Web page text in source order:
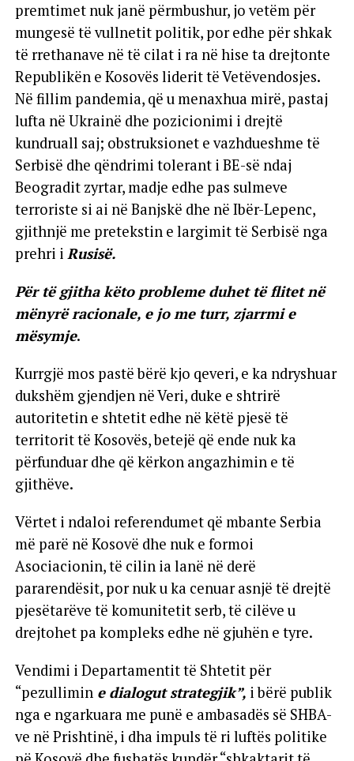
premtimet nuk janë përmbushur, jo vetëm për
mungesë të vullnetit politik, por edhe për shkak
të rrethanave në të cilat i ra në hise ta drejtonte
Republikën e Kosovës liderit të Vetëvendosjes.
Në fillim pandemia, që u menaxhua mirë, pastaj
lufta në Ukrainë dhe pozicionimi i drejtë
kundruall saj; obstruksionet e vazhdueshme të
Serbisë dhe qëndrimi tolerant i BE-së ndaj
Beogradit zyrtar, madje edhe pas sulmeve
terroriste si ai në Banjskë dhe në Ibër-Lepenc,
gjithnjë me pretekstin e largimit të Serbisë nga
prehri i Rusisë.
Për të gjitha këto probleme duhet të flitet në
mënyrë racionale, e jo me turr, zjarrmi e
mësymje.
Kurrgjë mos pastë bërë kjo qeveri, e ka ndryshuar
dukshëm gjendjen në Veri, duke e shtrirë
autoritetin e shtetit edhe në këtë pjesë të
territorit të Kosovës, betejë që ende nuk ka
përfunduar dhe që kërkon angazhimin e të
gjithëve.
Vërtet i ndaloi referendumet që mbante Serbia
më parë në Kosovë dhe nuk e formoi
Asociacionin, të cilin ia lanë në derë
pararendësit, por nuk u ka cenuar asnjë të drejtë
pjesëtarëve të komunitetit serb, të cilëve u
drejtohet pa kompleks edhe në gjuhën e tyre.
Vendimi i Departamentit të Shtetit për
“pezullimine dialogut strategjik”, i bërë publik
nga e ngarkuara me punë e ambasadës së SHBA-
ve në Prishtinë, i dha impuls të ri luftës politike